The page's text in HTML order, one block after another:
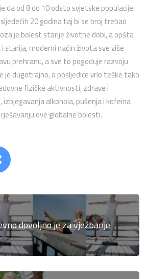
da od 8 do 10 odsto svjetske populacije
20 godina taj bi se broj trebao
je bolest starije životne dobi, a opšta
starija, moderni način života sve više
prehranu, a sve to pogoduje razvoju
je dugotrajno, a posljedice vrlo teške tako
fizičke aktivnosti, zdrave i
alkohola, pušenja i kofeina
ove globalne bolesti.
dovoljno je za vježbanje